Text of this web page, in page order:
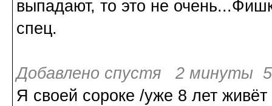
выпадают, то это не
спец.
Добавлено спустя 2 минуты
Я своей сороке /уже 8 лет